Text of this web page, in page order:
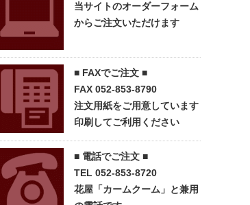
当サイトのオーダーフォーム
からご注文いただけます
■ FAXでご注文 ■
FAX 052-853-8790
注文用紙をご用意しています
印刷してご利用ください
■ 電話でご注文 ■
TEL 052-853-8720
花屋「カームクーム」と兼用